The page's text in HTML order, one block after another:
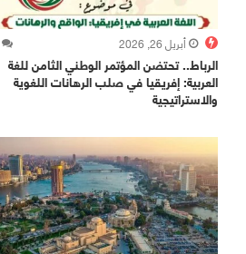
أبريل 26, 2026
الرباط.. تحتضن المؤتمر الوطني الثامن للغة
العربية: إفريقيا في صلب الرهانات اللغوية
والاستراتيجية